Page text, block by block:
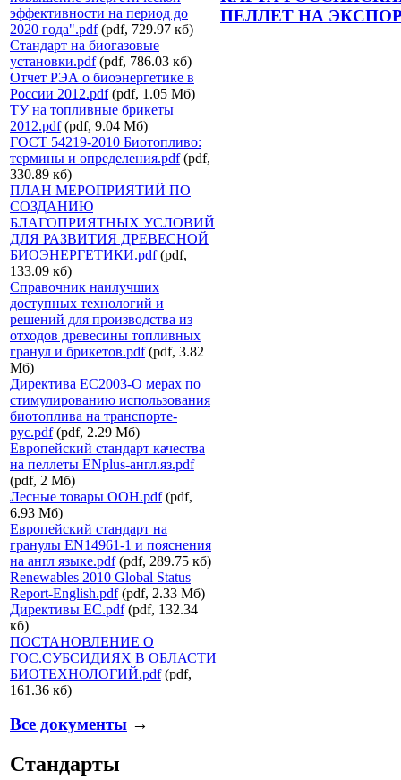
эффективности на период до
2020 года".pdf(pdf, 729.97 кб)
Стандарт на биогазовые
установки.pdf(pdf, 786.03 кб)
Отчет РЭА о биоэнергетике в
России 2012.pdf(pdf, 1.05 Мб)
ТУ на топливные брикеты
2012.pdf(pdf, 9.04 Мб)
ГОСТ 54219-2010 Биотопливо:
термины и определения.pdf(pdf,
330.89 кб)
ПЛАН МЕРОПРИЯТИЙ ПО
СОЗДАНИЮ
БЛАГОПРИЯТНЫХ УСЛОВИЙ
ДЛЯ РАЗВИТИЯ ДРЕВЕСНОЙ
БИОЭНЕРГЕТИКИ.pdf(pdf,
133.09 кб)
Справочник наилучших
доступных технологий и
решений для производства из
отходов древесины топливных
гранул и брикетов.pdf(pdf, 3.82
Мб)
Директива ЕС2003-О мерах по
стимулированию использования
биотоплива на транспорте-
рус.pdf(pdf, 2.29 Мб)
Европейский стандарт качества
на пеллеты ENplus-англ.яз.pdf
(pdf, 2 Мб)
Лесные товары ООН.pdf(pdf,
6.93 Мб)
Европейский стандарт на
гранулы EN14961-1 и пояснения
на англ языке.pdf(pdf, 289.75 кб)
Renewables 2010 Global Status
Report-English.pdf(pdf, 2.33 Мб)
Директивы ЕС.pdf(pdf, 132.34
кб)
ПОСТАНОВЛЕНИЕ О
ГОС.СУБСИДИЯХ В ОБЛАСТИ
БИОТЕХНОЛОГИЙ.pdf(pdf,
161.36 кб)
Все документы →
Стандарты
ПЕЛЛЕТ НА